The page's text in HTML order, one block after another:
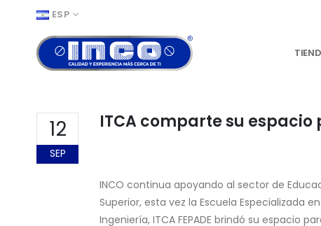
ESP
12
SEP
ITCA comparte su
INCO continua apoyando al sector de
Superior, esta vez la Escuela Especializada en
Ingeniería, ITCA FEPADE brindó su espacio